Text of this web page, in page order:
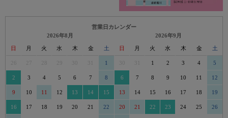
営業日カレンダー
2026年8月
日 月 火 水 木 金 土
1
2 3 4 5 6 7 8
9 10 11 12 13 14 15
16 17 18 19 20 21 22
2026年9月
日 月 火 水 木 金 土
1 2 3 4 5
6 7 8 9 10 11 12
13 14 15 16 17 18 19
20 21 22 23 24 25 26